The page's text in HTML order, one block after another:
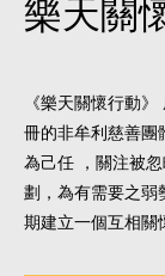
樂天關
《樂天關懷行動
冊的非牟利慈善團
為己任 ，關注被
劃，為有需要之弱
期建立一個互相關